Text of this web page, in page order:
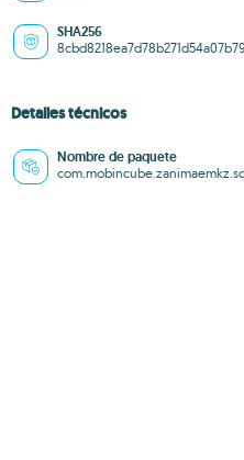
SHA256
Detalles técnicos
Nombre de paquete